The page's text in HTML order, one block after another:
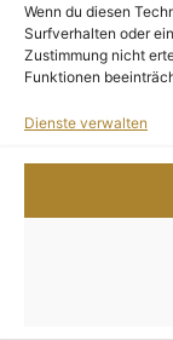
Wenn du diesen
Surfverhalten oder
Zustimmung nicht
Funktionen
Dienste verwalten